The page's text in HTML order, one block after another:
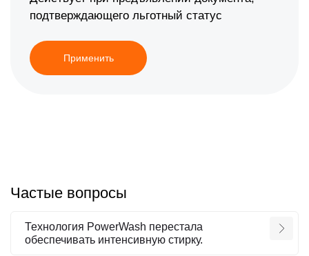
подтверждающего льготный статус
Применить
Частые вопросы
Технология PowerWash перестала
обеспечивать интенсивную стирку.